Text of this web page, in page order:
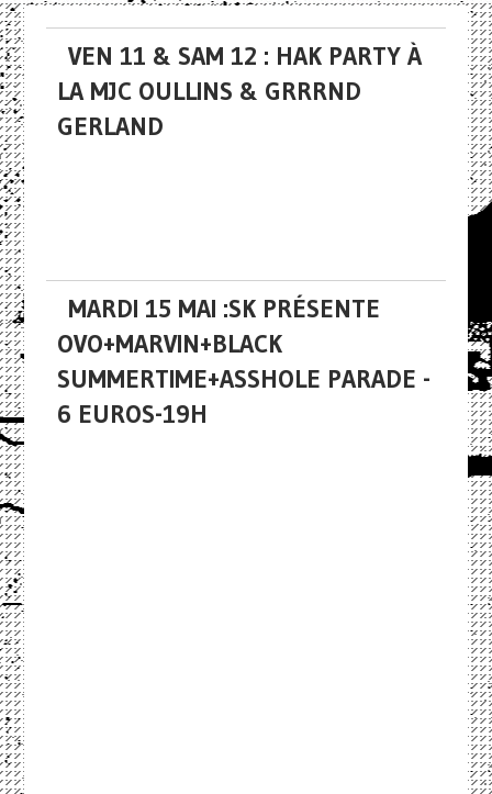
VEN 11 & SAM 12 : HAK PARTY À
LA MJC OULLINS & GRRRND
GERLAND
MARDI 15 MAI :SK PRÉSENTE
OVO+MARVIN+BLACK
SUMMERTIME+ASSHOLE PARADE -
6 EUROS-19H